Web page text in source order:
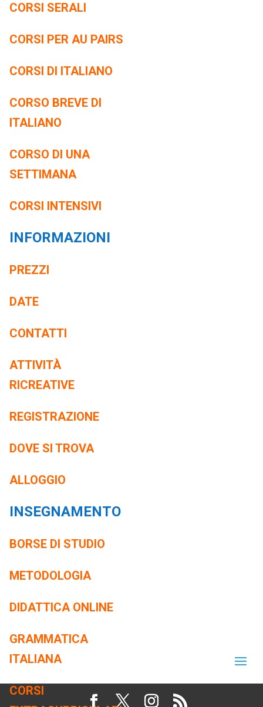
CORSI SERALI
CORSI PER AU PAIRS
CORSI DI ITALIANO
CORSO BREVE DI
ITALIANO
CORSO DI UNA
SETTIMANA
CORSI INTENSIVI
INFORMAZIONI
PREZZI
DATE
CONTATTI
ATTIVITÀ
RICREATIVE
REGISTRAZIONE
DOVE SI TROVA
ALLOGGIO
INSEGNAMENTO
BORSE DI STUDIO
METODOLOGIA
DIDATTICA ONLINE
GRAMMATICA
ITALIANA
CORSI